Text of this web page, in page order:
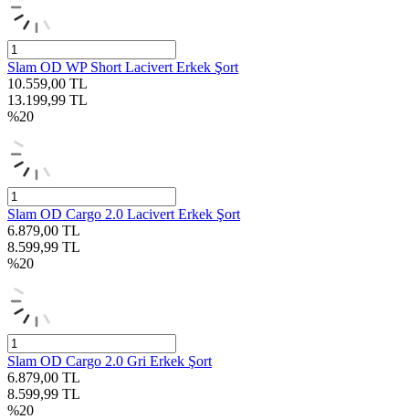
Slam OD WP Short Lacivert Erkek Şort
10.559,00 TL
13.199,99 TL
%20
Slam OD Cargo 2.0 Lacivert Erkek Şort
6.879,00 TL
8.599,99 TL
%20
Slam OD Cargo 2.0 Gri Erkek Şort
6.879,00 TL
8.599,99 TL
%20